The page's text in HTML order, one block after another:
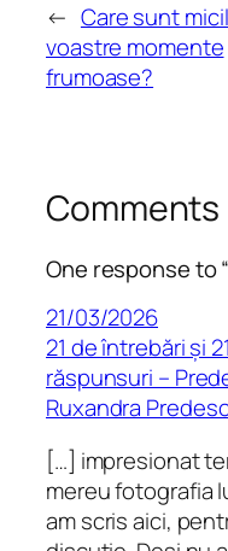
← Care sunt
voastre momente
frumoase?
Comments
One response to
21/03/2026
21 de întrebări și
răspunsuri –
Ruxandra
[…] impresionat
mereu fotografia
am scris aici,